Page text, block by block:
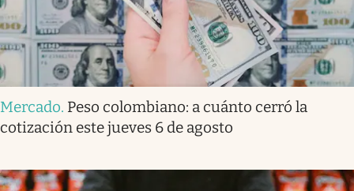
Mercado. Peso colombiano: a cuánto cerró la
cotización este jueves 6 de agosto